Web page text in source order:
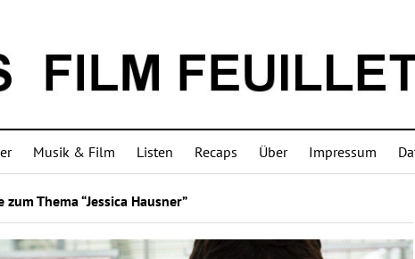
Musik & Film Listen Recaps Über Impressum
Thema “Jessica Hausner”